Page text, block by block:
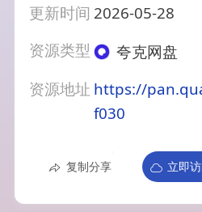
更新时间 2026-05-28
资源类型
夸克网盘
资源地址 https://
f030
复制分享 立即